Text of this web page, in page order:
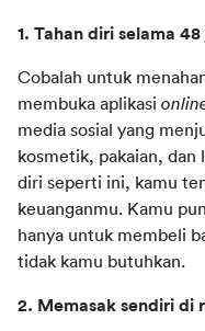
1. Tahan diri selama 48
Cobalah untuk
membuka aplikasi
media sosial yang
kosmetik, pakaian, dan
diri seperti ini, kamu
keuanganmu. Kamu
hanya untuk membeli
tidak kamu butuhkan.
2. Memasak sendiri di